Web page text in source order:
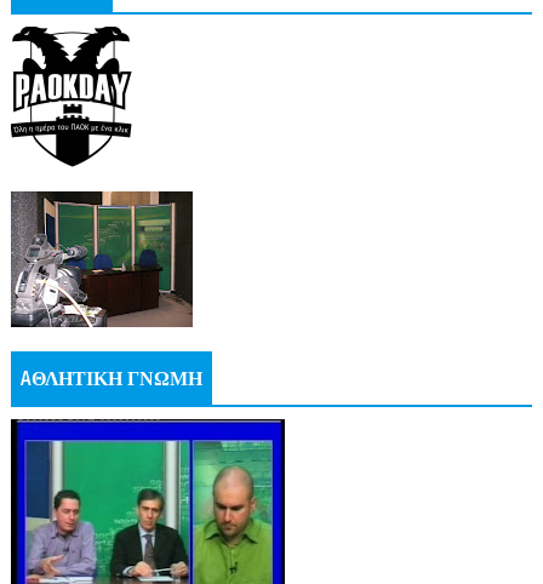
AΘΛΗΤΙΚΗ ΓΝΩΜΗ